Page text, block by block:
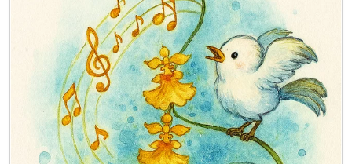
いずれかがが紫のものを集めました。詳